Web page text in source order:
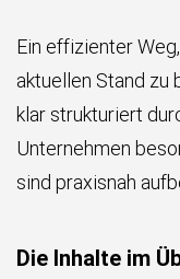
Ein effizienter
aktuellen Stand zu
klar strukturiert
Unternehmen
sind praxisnah
Die Inhalte im